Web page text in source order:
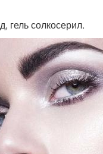
гель солкосерил.